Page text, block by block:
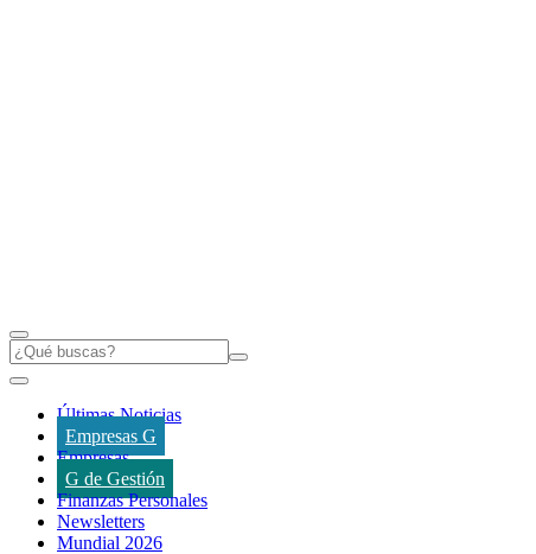
Últimas Noticias
Empresas G
Empresas
G de Gestión
Finanzas Personales
Newsletters
Mundial 2026